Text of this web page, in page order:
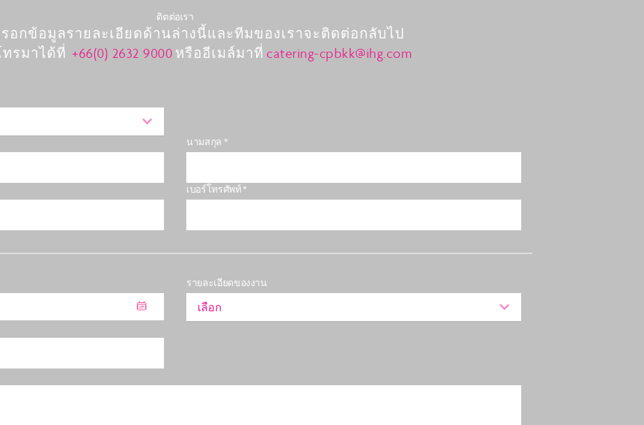
ติตต่อเรา
อกข้อมูลรายละเอียดด้านล่างนี้และทีมของเราจะติดต่อกลับไป
รมาได้ที่ +66(0) 2632 9000 หรืออีเมล์มาที่ catering-cpbkk@ihg.com
นามสกุล *
เบอร์โทรศัพท์ *
รายละเอียดของงาน
เลือก